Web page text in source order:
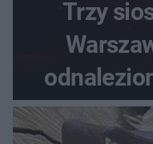
Trzy